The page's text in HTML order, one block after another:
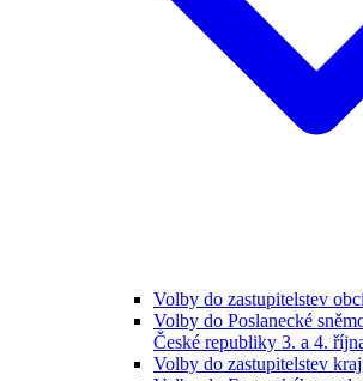
Volby do zastupitelstev
Volby do Poslanecké
České republiky 3. a 4.
Volby do zastupitelstev